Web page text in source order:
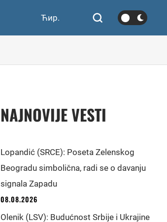
Ћир.
NAJNOVIJE VESTI
Lopandić (SRCE): Poseta Zelenskog
Beogradu simbolična, radi se o davanju
signala Zapadu
08.08.2026
Olenik (LSV): Budućnost Srbije i Ukrajine